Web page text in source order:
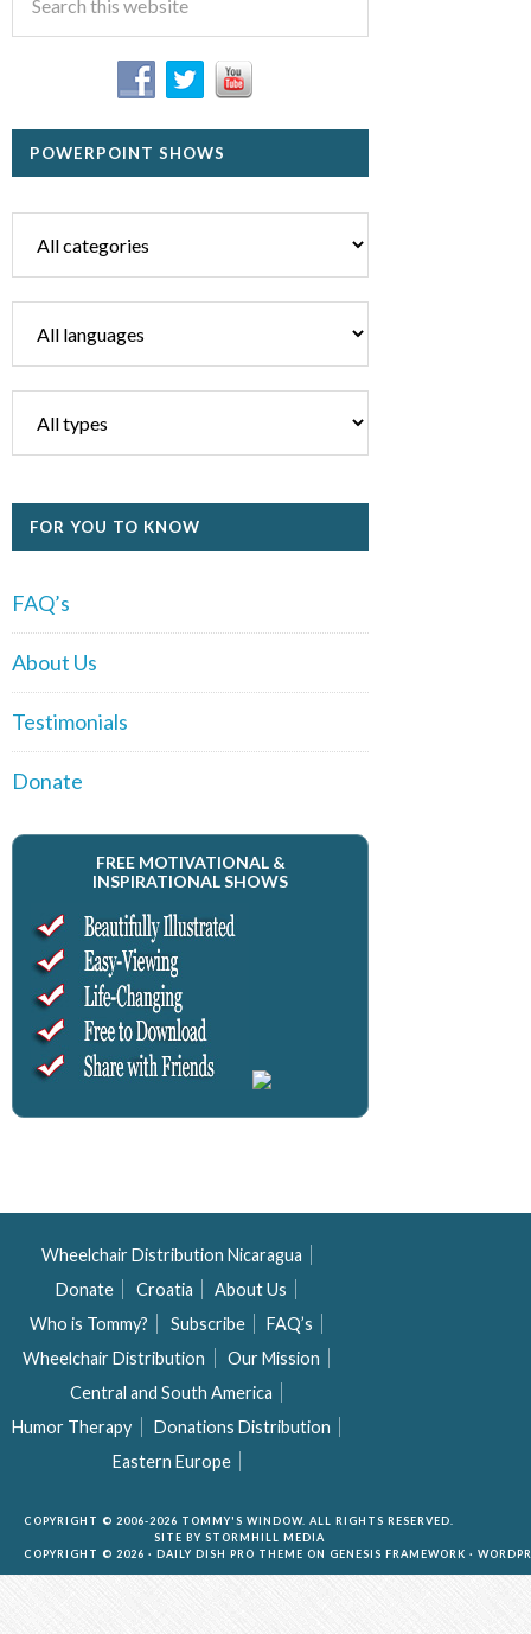
POWERPOINT SHOWS
FOR YOU TO KNOW
FAQ’s
About Us
Testimonials
Donate
FREE MOTIVATIONAL &
INSPIRATIONAL SHOWS
Wheelchair Distribution Nicaragua
Donate
Croatia
About Us
Who is Tommy?
Subscribe
FAQ’s
Wheelchair Distribution
Our Mission
Central and South America
Humor Therapy
Donations Distribution
Eastern Europe
COPYRIGHT © 2006-2026 TOMMY'S WINDOW. ALL RIGHTS RESERVED.
SITE BY STORMHILL MEDIA
COPYRIGHT © 2026 · DAILY DISH PRO THEME ON GENESIS FRAMEWORK ·